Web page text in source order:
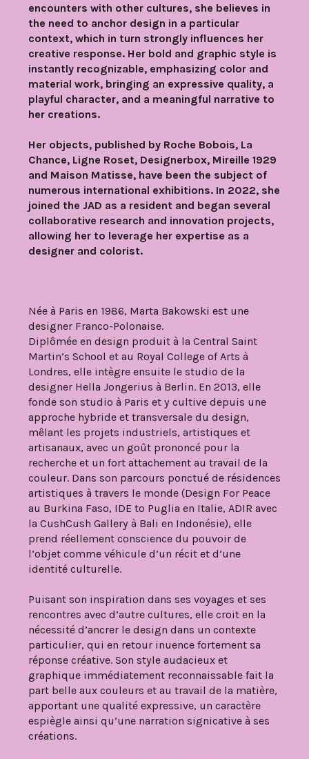
encounters with other cultures, she believes in
the need to anchor design in a particular
context, which in turn strongly influences her
creative response. Her bold and graphic style is
instantly recognizable, emphasizing color and
material work, bringing an expressive quality, a
playful character, and a meaningful narrative to
her creations.
Her objects, published by Roche Bobois, La
Chance, Ligne Roset, Designerbox, Mireille 1929
and Maison Matisse, have been the subject of
numerous international exhibitions. In 2022, she
joined the JAD as a resident and began several
collaborative research and innovation projects,
allowing her to leverage her expertise as a
designer and colorist.
Née à Paris en 1986, Marta Bakowski est une
designer Franco-Polonaise.
Diplômée en design produit à la Central Saint
Martin’s School et au Royal College of Arts à
Londres, elle intègre ensuite le studio de la
designer Hella Jongerius à Berlin. En 2013, elle
fonde son studio à Paris et y cultive depuis une
approche hybride et transversale du design,
mêlant les projets industriels, artistiques et
artisanaux, avec un goût prononcé pour la
recherche et un fort attachement au travail de la
couleur. Dans son parcours ponctué de résidences
artistiques à travers le monde (Design For Peace
au Burkina Faso, IDE to Puglia en Italie, ADIR avec
la CushCush Gallery à Bali en Indonésie), elle
prend réellement conscience du pouvoir de
l’objet comme véhicule d’un récit et d’une
identité culturelle.
Puisant son inspiration dans ses voyages et ses
rencontres avec d’autre cultures, elle croit en la
nécessité d’ancrer le design dans un contexte
particulier, qui en retour inuence fortement sa
réponse créative. Son style audacieux et
graphique immédiatement reconnaissable fait la
part belle aux couleurs et au travail de la matière,
apportant une qualité expressive, un caractère
espiègle ainsi qu’une narration signicative à ses
créations.